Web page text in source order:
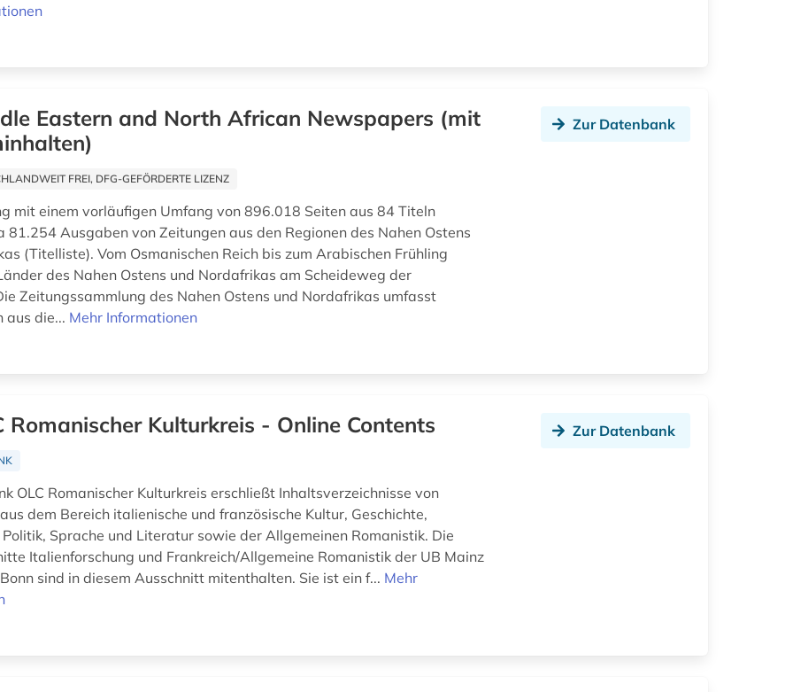
Eastern and North African Newspapers (mit
FREI, DFG-GEFÖRDERTE LIZENZ
mit einem vorläufigen Umfang von 896.018 Seiten aus 84 Titeln
81.254 Ausgaben von Zeitungen aus den Regionen des Nahen Ostens
(Titelliste). Vom Osmanischen Reich bis zum Arabischen Frühling
des Nahen Ostens und Nordafrikas am Scheideweg der
Zeitungssammlung des Nahen Ostens und Nordafrikas umfasst
aus die... Mehr Informationen
Zur Datenbank
Romanischer Kulturkreis - Online Contents
OLC Romanischer Kulturkreis erschließt Inhaltsverzeichnisse von
dem Bereich italienische und französische Kultur, Geschichte,
Sprache und Literatur sowie der Allgemeinen Romanistik. Die
Italienforschung und Frankreich/Allgemeine Romanistik der UB Mainz
sind in diesem Ausschnitt mitenthalten. Sie ist ein f... Mehr
Zur Datenbank